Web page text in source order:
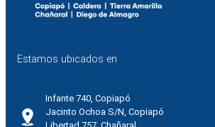
Estamos ubicados en
Infante 740, Copiapó
Jacinto Ochoa S/N, Copiapó